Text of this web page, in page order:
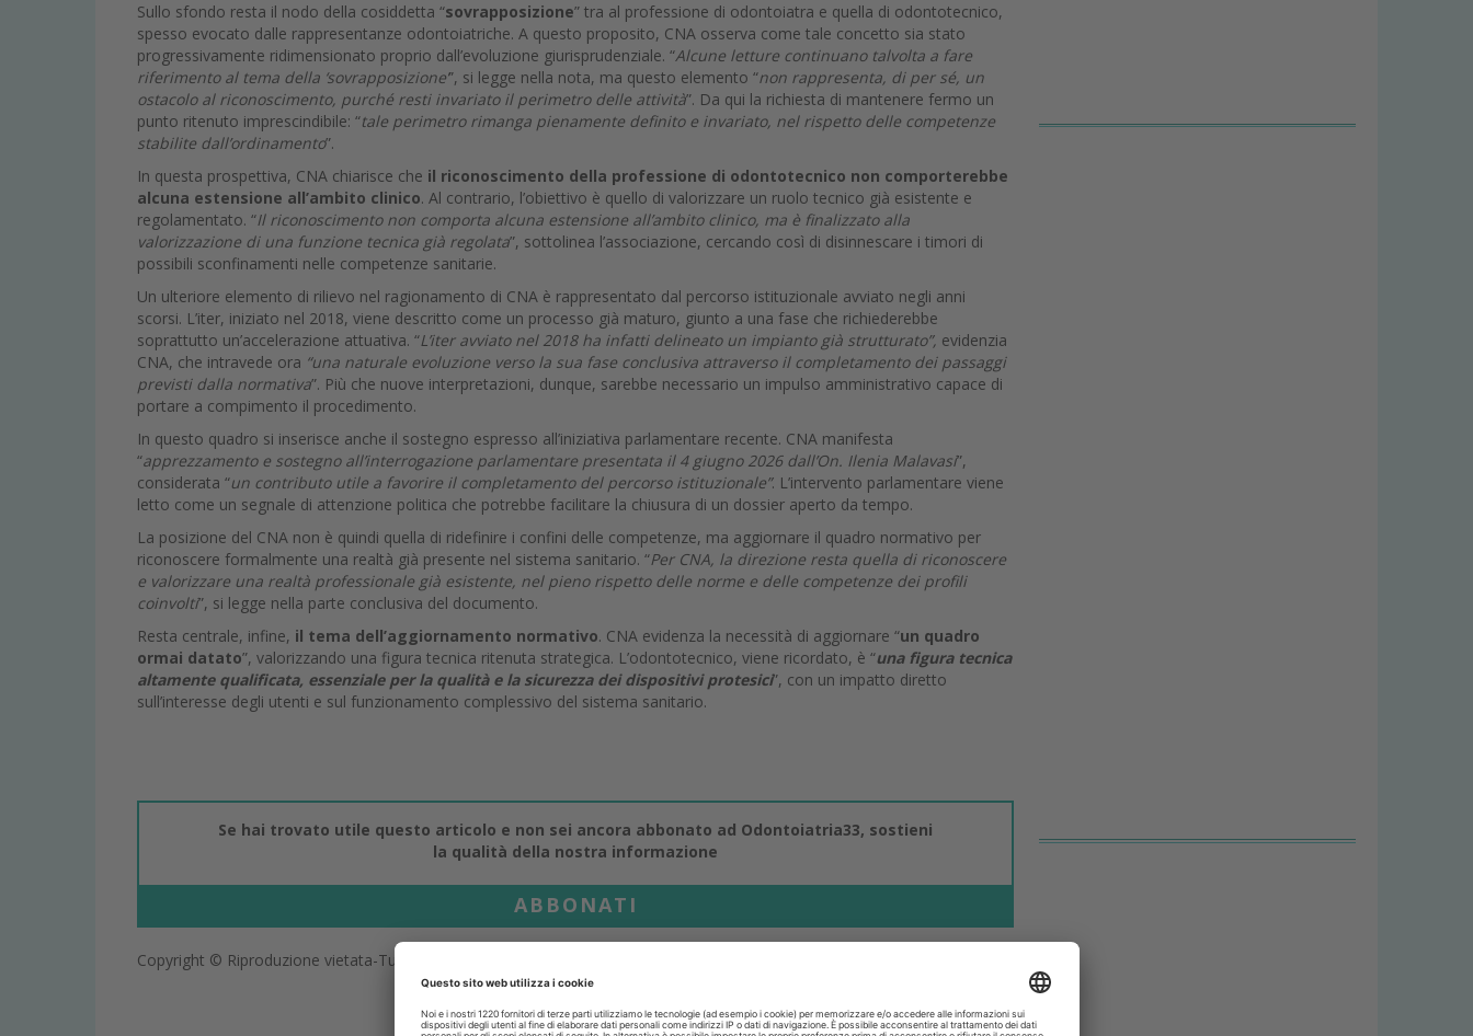
Sullo sfondo resta il nodo della cosiddetta “sovrapposizione” tra al professione di odontoiatra e quella di odontotecnico,
spesso evocato dalle rappresentanze odontoiatriche. A questo proposito, CNA osserva come tale concetto sia stato
progressivamente ridimensionato proprio dall’evoluzione giurisprudenziale. “Alcune letture continuano talvolta a fare
riferimento al tema della ‘sovrapposizione’”, si legge nella nota, ma questo elemento “non rappresenta, di per sé, un
ostacolo al riconoscimento, purché resti invariato il perimetro delle attività”. Da qui la richiesta di mantenere fermo un
punto ritenuto imprescindibile: “tale perimetro rimanga pienamente definito e invariato, nel rispetto delle competenze
stabilite dall’ordinamento”.
In questa prospettiva, CNA chiarisce che il riconoscimento della professione di odontotecnico non comporterebbe
alcuna estensione all’ambito clinico. Al contrario, l’obiettivo è quello di valorizzare un ruolo tecnico già esistente e
regolamentato. “Il riconoscimento non comporta alcuna estensione all’ambito clinico, ma è finalizzato alla
valorizzazione di una funzione tecnica già regolata”, sottolinea l’associazione, cercando così di disinnescare i timori di
possibili sconfinamenti nelle competenze sanitarie.
Un ulteriore elemento di rilievo nel ragionamento di CNA è rappresentato dal percorso istituzionale avviato negli anni
scorsi. L’iter, iniziato nel 2018, viene descritto come un processo già maturo, giunto a una fase che richiederebbe
soprattutto un’accelerazione attuativa. “L’iter avviato nel 2018 ha infatti delineato un impianto già strutturato”, evidenzia
CNA, che intravede ora “una naturale evoluzione verso la sua fase conclusiva attraverso il completamento dei passaggi
previsti dalla normativa”. Più che nuove interpretazioni, dunque, sarebbe necessario un impulso amministrativo capace di
portare a compimento il procedimento.
In questo quadro si inserisce anche il sostegno espresso all’iniziativa parlamentare recente. CNA manifesta
“apprezzamento e sostegno all’interrogazione parlamentare presentata il 4 giugno 2026 dall’On. Ilenia Malavasi”,
considerata “un contributo utile a favorire il completamento del percorso istituzionale”. L’intervento parlamentare viene
letto come un segnale di attenzione politica che potrebbe facilitare la chiusura di un dossier aperto da tempo.
La posizione del CNA non è quindi quella di ridefinire i confini delle competenze, ma aggiornare il quadro normativo per
riconoscere formalmente una realtà già presente nel sistema sanitario. “Per CNA, la direzione resta quella di riconoscere
e valorizzare una realtà professionale già esistente, nel pieno rispetto delle norme e delle competenze dei profili
coinvolti”, si legge nella parte conclusiva del documento.
Resta centrale, infine, il tema dell’aggiornamento normativo. CNA evidenza la necessità di aggiornare “un quadro
ormai datato”, valorizzando una figura tecnica ritenuta strategica. L’odontotecnico, viene ricordato, è “una figura tecnica
altamente qualificata, essenziale per la qualità e la sicurezza dei dispositivi protesici”, con un impatto diretto
sull’interesse degli utenti e sul funzionamento complessivo del sistema sanitario.
Se hai trovato utile questo articolo e non sei ancora abbonato ad Odontoiatria33, sostieni
la qualità della nostra informazione
ABBONATI
Copyright © Riproduzione vietata-Tutti i diritti riservati